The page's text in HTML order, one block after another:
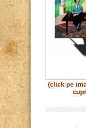
(click pe